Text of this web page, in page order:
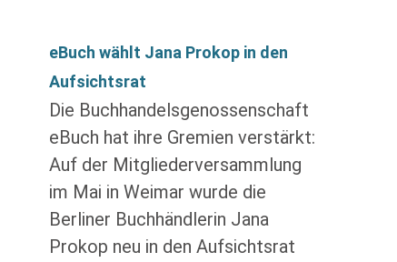
eBuch wählt Jana Prokop in den
Aufsichtsrat
Die Buchhandelsgenossenschaft
eBuch hat ihre Gremien verstärkt:
Auf der Mitgliederversammlung
im Mai in Weimar wurde die
Berliner Buchhändlerin Jana
Prokop neu in den Aufsichtsrat